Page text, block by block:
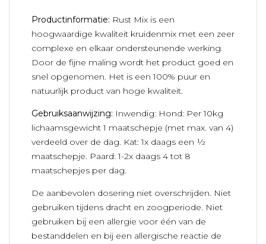
Productinformatie: Rust Mix is een
hoogwaardige kwaliteit kruidenmix met een zeer
complexe en elkaar ondersteunende werking.
Door de fijne maling wordt het product goed en
snel opgenomen. Het is een 100% puur en
natuurlijk product van hoge kwaliteit.
Gebruiksaanwijzing: Inwendig: Hond: Per 10kg
lichaamsgewicht 1 maatschepje (met max. van 4)
verdeeld over de dag. Kat: 1x daags een ½
maatschepje. Paard: 1-2x daags 4 tot 8
maatschepjes per dag.
De aanbevolen dosering niet overschrijden. Niet
gebruiken tijdens dracht en zoogperiode. Niet
gebruiken bij een allergie voor één van de
bestanddelen en bij een allergische reactie de